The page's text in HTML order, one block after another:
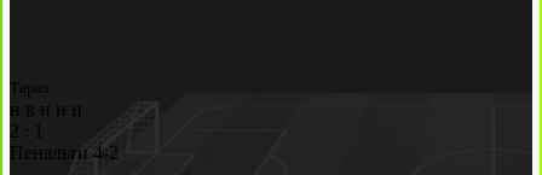
Тараз
н в н н
н
2
1
Пенальти 4-2